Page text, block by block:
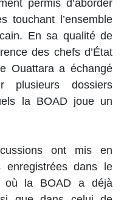
permis d’aborder
touchant l’ensemble
En sa qualité de
des chefs d’État
Ouattara a échangé
dossiers
la BOAD joue un
ont mis en
enregistrées dans le
où la BOAD a déjà